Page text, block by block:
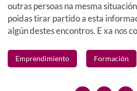
outras persoas na mesma
poidas tirar partido a esta
algún destes encontros. E xa nos
Emprendimiento Formación